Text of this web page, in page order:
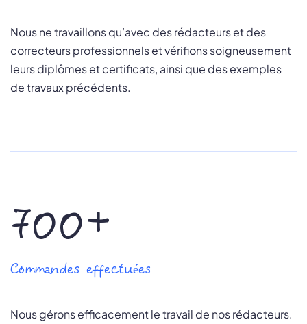
Nous ne travaillons qu’avec des rédacteurs et des
correcteurs professionnels et vérifions soigneusement
leurs diplômes et certificats, ainsi que des exemples
de travaux précédents.
700+
Commandes effectuées
Nous gérons efficacement le travail de nos rédacteurs.